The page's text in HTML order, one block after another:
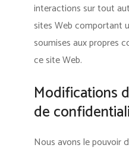
interactions sur tout
sites Web comportant
soumises aux propres
ce site Web.
Modifications
de
Nous avons le pouvoir